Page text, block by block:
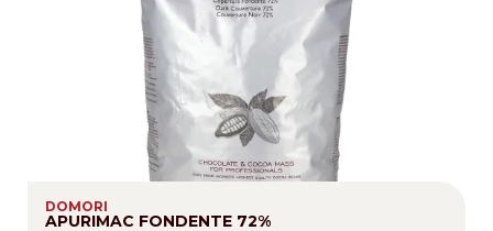
DOMORI
APURIMAC FONDENTE 72%